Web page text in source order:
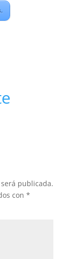
publicada.
con *